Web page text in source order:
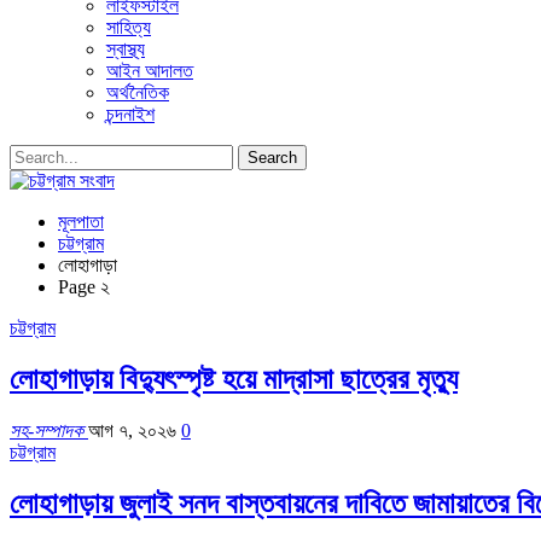
লাইফস্টাইল
সাহিত্য
স্বাস্থ্য
আইন আদালত
অর্থনৈতিক
চন্দনাইশ
মূলপাতা
চট্টগ্রাম
লোহাগাড়া
Page ২
চট্টগ্রাম
লোহাগাড়ায় বিদ্যুৎস্পৃষ্ট হয়ে মাদ্রাসা ছাত্রের মৃত্যু
সহ-সম্পাদকআগ ৭, ২০২৬ 0
চট্টগ্রাম
লোহাগাড়ায় জুলাই সনদ বাস্তবায়নের দাবিতে জামায়াতের